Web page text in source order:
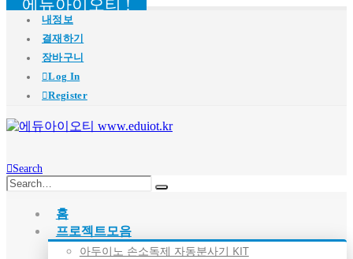
내정보
결재하기
장바구니
Log In
Register
Search
홈
프로젝트모음
아두이노 손소독제 자동분사기 KIT
에듀아이오티 !